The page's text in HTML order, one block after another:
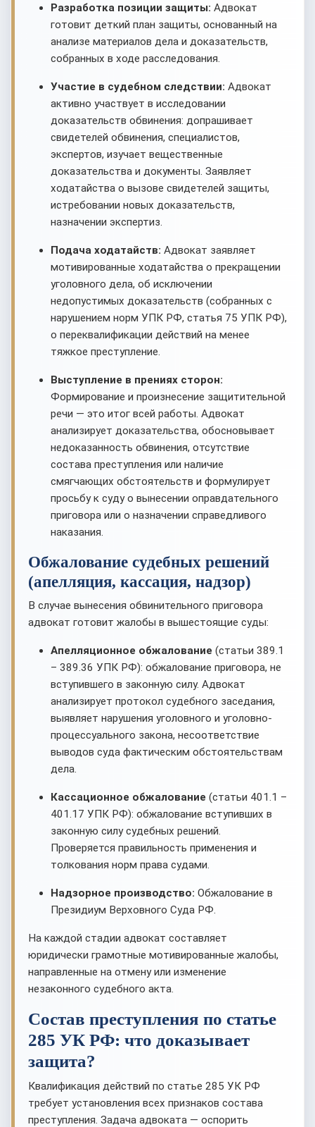
Разработка позиции защиты: Адвокат
готовит деткий план защиты, основанный на
анализе материалов дела и доказательств,
собранных в ходе расследования.
Участие в судебном следствии: Адвокат
активно участвует в исследовании
доказательств обвинения: допрашивает
свидетелей обвинения, специалистов,
экспертов, изучает вещественные
доказательства и документы. Заявляет
ходатайства о вызове свидетелей защиты,
истребовании новых доказательств,
назначении экспертиз.
Подача ходатайств: Адвокат заявляет
мотивированные ходатайства о прекращении
уголовного дела, об исключении
недопустимых доказательств (собранных с
нарушением норм УПК РФ, статья 75 УПК РФ),
о переквалификации действий на менее
тяжкое преступление.
Выступление в прениях сторон:
Формирование и произнесение защитительной
речи — это итог всей работы. Адвокат
анализирует доказательства, обосновывает
недоказанность обвинения, отсутствие
состава преступления или наличие
смягчающих обстоятельств и формулирует
просьбу к суду о вынесении оправдательного
приговора или о назначении справедливого
наказания.
Обжалование судебных решений
(апелляция, кассация, надзор)
В случае вынесения обвинительного приговора
адвокат готовит жалобы в вышестоящие суды:
Апелляционное обжалование (статьи 389.1
– 389.36 УПК РФ): обжалование приговора, не
вступившего в законную силу. Адвокат
анализирует протокол судебного заседания,
выявляет нарушения уголовного и уголовно-
процессуального закона, несоответствие
выводов суда фактическим обстоятельствам
дела.
Кассационное обжалование (статьи 401.1 –
401.17 УПК РФ): обжалование вступивших в
законную силу судебных решений.
Проверяется правильность применения и
толкования норм права судами.
Надзорное производство: Обжалование в
Президиум Верховного Суда РФ.
На каждой стадии адвокат составляет
юридически грамотные мотивированные жалобы,
направленные на отмену или изменение
незаконного судебного акта.
Состав преступления по статье
285 УК РФ: что доказывает
защита?
Квалификация действий по статье 285 УК РФ
требует установления всех признаков состава
преступления. Задача адвоката — оспорить